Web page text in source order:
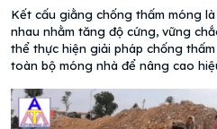
Kết cấu giằng chống thấm móng
nhau nhằm tăng độ cứng, vững
thể thực hiện giải pháp chống
toàn bộ móng nhà để nâng cao